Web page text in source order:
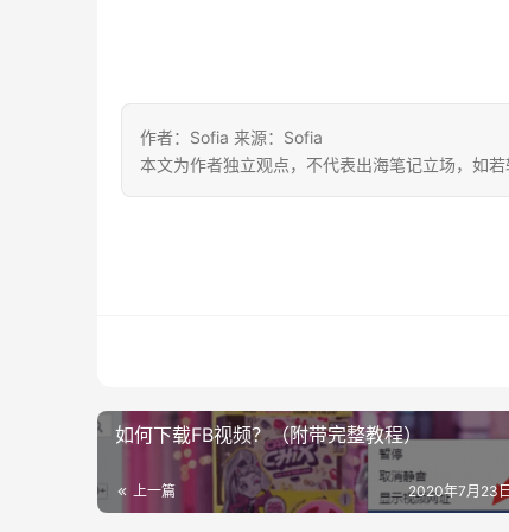
作者：Sofia 来源：Sofia
本文为作者独立观点，不代表出海笔记立场，如若
如何下载FB视频？（附带完整教程）
上一篇 2020年7月23